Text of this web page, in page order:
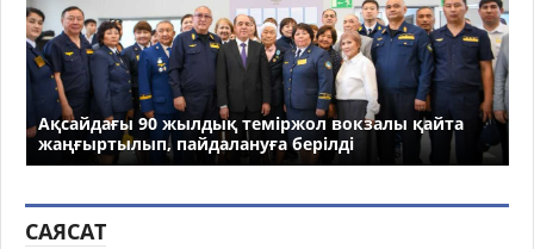
Ақсайдағы 90 жылдық теміржол вокзалы қайта
жаңғыртылып, пайдалануға берілді
САЯСАТ